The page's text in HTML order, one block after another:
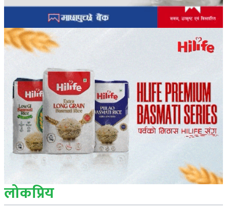
लोकप्रिय